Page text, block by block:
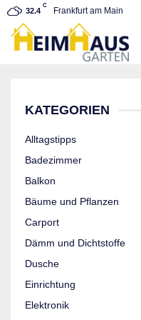
32.4
C
Frankfurt am Main
KATEGORIEN
Alltagstipps
Badezimmer
Balkon
Bäume und Pflanzen
Carport
Dämm und Dichtstoffe
Dusche
Einrichtung
Elektronik